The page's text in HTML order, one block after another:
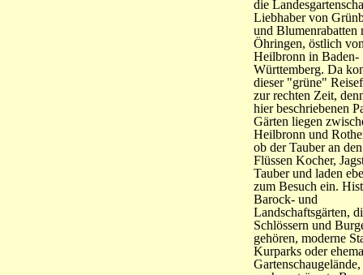
die
Liebhaber von
und Blumenrabatten
Öhringen, östlich
Heilbronn in Baden-
Württemberg. Da
dieser "grüne"
zur rechten Zeit,
hier beschriebenen
Gärten liegen
Heilbronn und
ob der Tauber an den
Flüssen Kocher,
Tauber und laden
zum Besuch ein.
Barock- und
Landschaftsgärten,
Schlössern und
gehören, moderne
Kurparks oder
Gartenschaugelände,